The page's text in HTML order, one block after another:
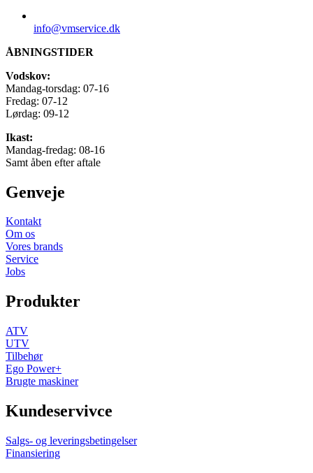
info@vmservice.dk
ÅBNINGSTIDER
Vodskov:
Mandag-torsdag: 07-16
Fredag: 07-12
Lørdag: 09-12
Ikast:
Mandag-fredag: 08-16
Samt åben efter aftale
Genveje
Kontakt
Om os
Vores brands
Service
Jobs
Produkter
ATV
UTV
Tilbehør
Ego Power+
Brugte maskiner
Kundeservivce
Salgs- og leveringsbetingelser
Finansiering